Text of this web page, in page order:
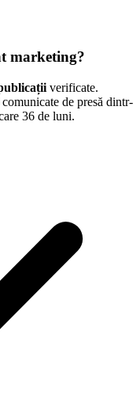
marketing?
verificate.
de presă dintr-
36 de luni.